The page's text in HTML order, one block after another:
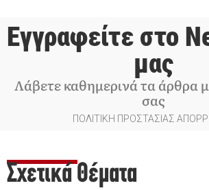
Εγγραφείτε στο
μας
Λάβετε καθημερινά τα άρθρα
σας
ΠΟΛΙΤΙΚΗ ΠΡΟΣΤΑΣΙΑΣ
Σχετικά Θέματα